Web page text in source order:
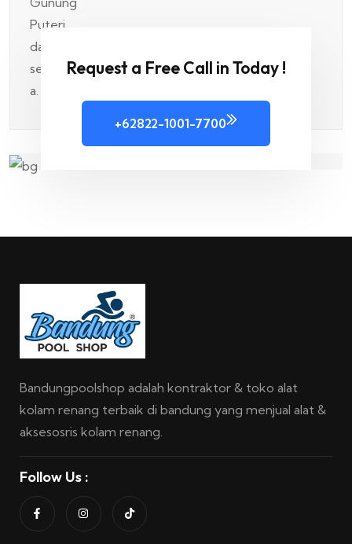
Request a Free Call in Today !
+62822-1001-7700
Bandungpoolshop adalah kontraktor & toko alat
kolam renang terbaik di bandung yang menjual alat &
aksesosris kolam renang.
Follow Us :